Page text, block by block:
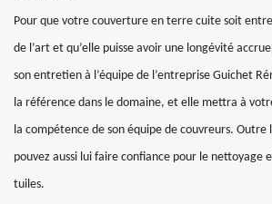
Pour que votre couverture en terre cuite soit
de l’art et qu’elle puisse avoir une longévité
son entretien à l’équipe de l’entreprise Guichet
la référence dans le domaine, et elle mettra à
la compétence de son équipe de couvreurs. Outre
pouvez aussi lui faire confiance pour le nettoyage
tuiles.